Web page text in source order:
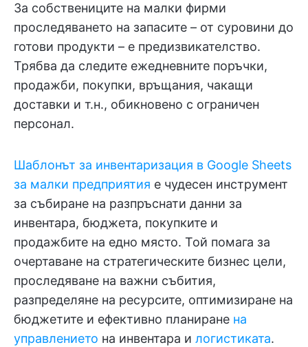
За собствениците на малки фирми
проследяването на запасите – от суровини до
готови продукти – е предизвикателство.
Трябва да следите ежедневните поръчки,
продажби, покупки, връщания, чакащи
доставки и т.н., обикновено с ограничен
персонал.
Шаблонът за инвентаризация в Google Sheets
за малки предприятия е чудесен инструмент
за събиране на разпръснати данни за
инвентара, бюджета, покупките и
продажбите на едно място. Той помага за
очертаване на стратегическите бизнес цели,
проследяване на важни събития,
разпределяне на ресурсите, оптимизиране на
бюджетите и ефективно планиране на
управлението на инвентара и логистиката.